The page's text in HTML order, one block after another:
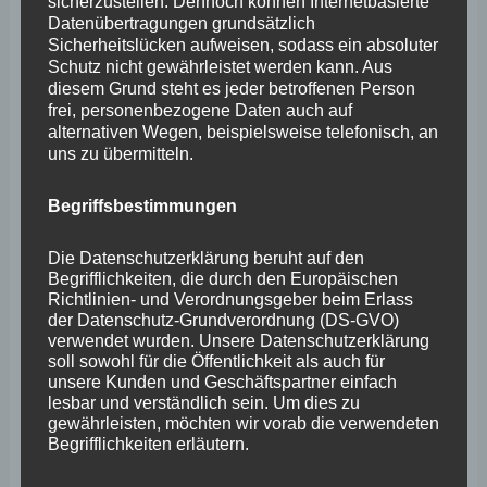
Archiv
April 2026
März 2026
Januar 2026
Dezember 2025
November 2025
Oktober 2025
September 2025
August 2025
Juli 2025
Datenübertragungen grundsätzlich
Sicherheitslücken aufweisen, sodass ein absoluter
Schutz nicht gewährleistet werden kann. Aus
diesem Grund steht es jeder betroffenen Person
frei, personenbezogene Daten auch auf
alternativen Wegen, beispielsweise telefonisch, an
uns zu übermitteln.
Begriffsbestimmungen
Die Datenschutzerklärung beruht auf den
Begrifflichkeiten, die durch den Europäischen
Richtlinien- und Verordnungsgeber beim Erlass
der Datenschutz-Grundverordnung (DS-GVO)
verwendet wurden. Unsere Datenschutzerklärung
soll sowohl für die Öffentlichkeit als auch für
unsere Kunden und Geschäftspartner einfach
lesbar und verständlich sein. Um dies zu
gewährleisten, möchten wir vorab die verwendeten
Begrifflichkeiten erläutern.